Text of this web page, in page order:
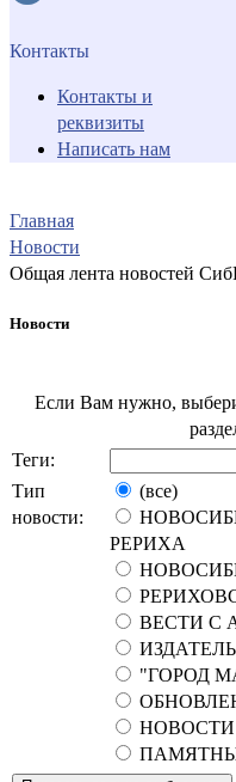
Контакты
Контакты и
реквизиты
Написать нам
Главная
Новости
Общая лента новостей
Новости
Если Вам нужно,
Теги:
Тип
новости:
(все)
РЕРИХА
ВЕСТИ С
"ГОРОД
НОВОСТИ